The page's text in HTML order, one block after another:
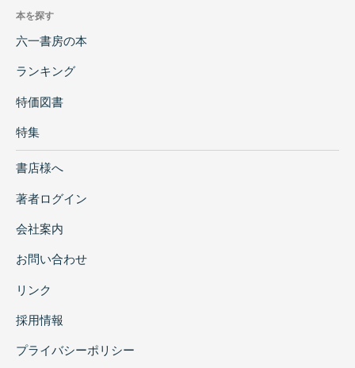
本を探す
六一書房の本
ランキング
特価図書
特集
書店様へ
著者ログイン
会社案内
お問い合わせ
リンク
採用情報
プライバシーポリシー